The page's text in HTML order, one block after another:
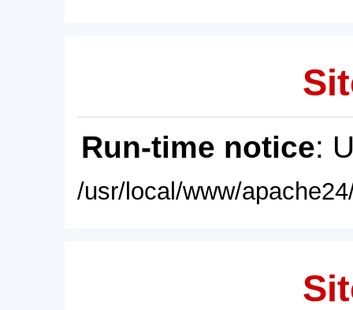
Run-time notice:
/usr/local/www/